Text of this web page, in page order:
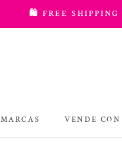
🛍️ FREE SHIPPING
MARCAS
VENDE CON